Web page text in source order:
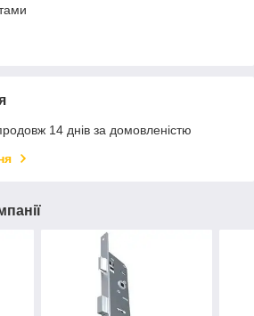
14 днів за домовленістю